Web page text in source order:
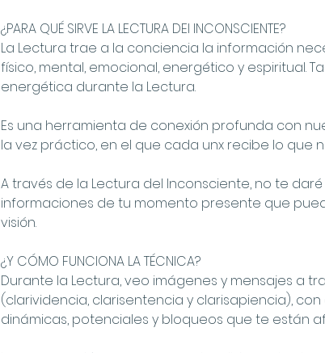
¿PARA QUÉ SIRVE LA LECTURA DEl INCONSCIENTE?
La Lectura trae a la conciencia la información
físico, mental, emocional, energético y espiritual.
energética durante la Lectura.
Es una herramienta de conexión profunda con
la vez práctico, en el que cada unx recibe lo que
A través de la Lectura del Inconsciente, no te
informaciones de tu momento presente que
visión.
¿Y CÓMO FUNCIONA LA TÉCNICA?
Durante la Lectura, veo imágenes y mensajes a
(clarividencia, clarisentencia y clarisapiencia),
dinámicas, potenciales y bloqueos que te están